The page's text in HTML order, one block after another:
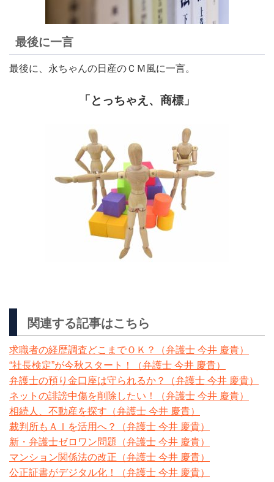
最後に一言
最後に、永ちゃんの日産のＣＭ風に一言。
「とっちゃえ、商標」
関連する記事はこちら
求職者の経歴調査どこまでＯＫ？（弁護士 今井 慶貴）
“社長検定”が今秋スタート！（弁護士 今井 慶貴）
弁護士の預り金口座は守られるか？（弁護士 今井 慶貴）
ネットの誹謗中傷を削除したい！（弁護士 今井 慶貴）
相続人、不動産を探す（弁護士 今井 慶貴）
裁判所もＡＩを活用へ？（弁護士 今井 慶貴）
新・弁護士ゼロワン問題（弁護士 今井 慶貴）
マンション関係法の改正（弁護士 今井 慶貴）
公正証書がデジタル化！（弁護士 今井 慶貴）